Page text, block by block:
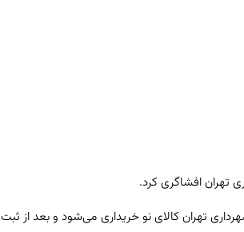
تهران افشاگری کرد.
تهران کالای نو خریداری می‌شود و بعد از ثبت